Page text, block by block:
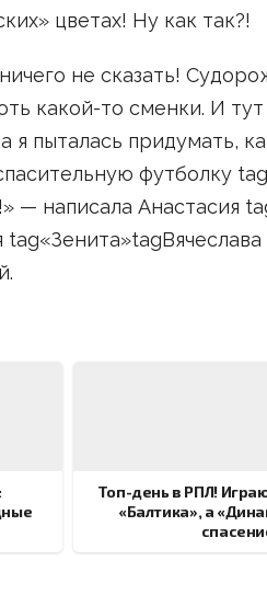
цветах! Ну как так?!
не сказать!
какой-то сменки. И
пыталась придумать,
футболку
— написала Анастасия
Топ-день в РПЛ!
«Балтика», а